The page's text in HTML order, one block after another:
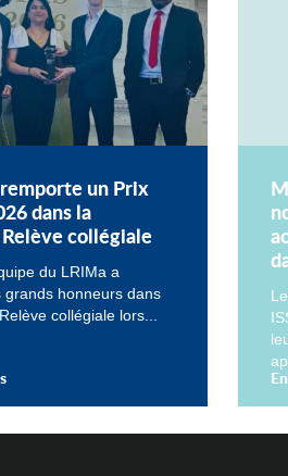
remporte un Prix
dans la
collégiale
du LRIMa a
grands honneurs dans
collégiale lors...